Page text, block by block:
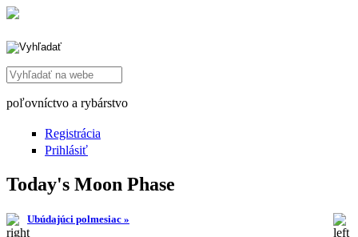
Search this site
poľovníctvo a rybárstvo
Registrácia
Prihlásiť
Today's Moon Phase
Ubúdajúci polmesiac »